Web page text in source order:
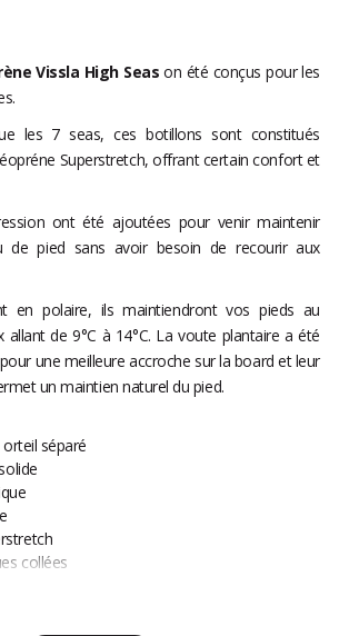
Vissla High Seas on été conçus pour les
les 7 seas, ces botillons sont constitués
Superstretch, offrant certain confort et
ont été ajoutées pour venir maintenir
de pied sans avoir besoin de recourir aux
en polaire, ils maintiendront vos pieds au
allant de 9°C à 14°C. La voute plantaire a été
une meilleure accroche sur la board et leur
un maintien naturel du pied.
séparé
collées